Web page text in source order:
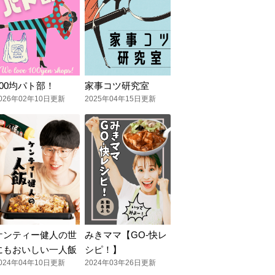
均パト部！
年02年10日更新
家事コツ研究室
2025年04年15日更新
ンティー健人の世
もおいしい一人飯
年04年10日更新
みきママ【GO-快レ
シピ！】
2024年03年26日更新